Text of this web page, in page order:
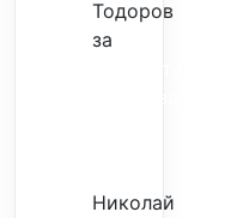
Тодоров
за
Николай